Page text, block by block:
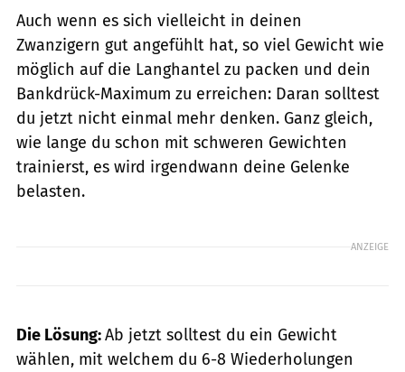
Auch wenn es sich vielleicht in deinen
Zwanzigern gut angefühlt hat, so viel Gewicht wie
möglich auf die Langhantel zu packen und dein
Bankdrück-Maximum zu erreichen: Daran solltest
du jetzt nicht einmal mehr denken. Ganz gleich,
wie lange du schon mit schweren Gewichten
trainierst, es wird irgendwann deine Gelenke
belasten.
ANZEIGE
Die Lösung:Ab jetzt solltest du ein Gewicht
wählen, mit welchem du 6-8 Wiederholungen